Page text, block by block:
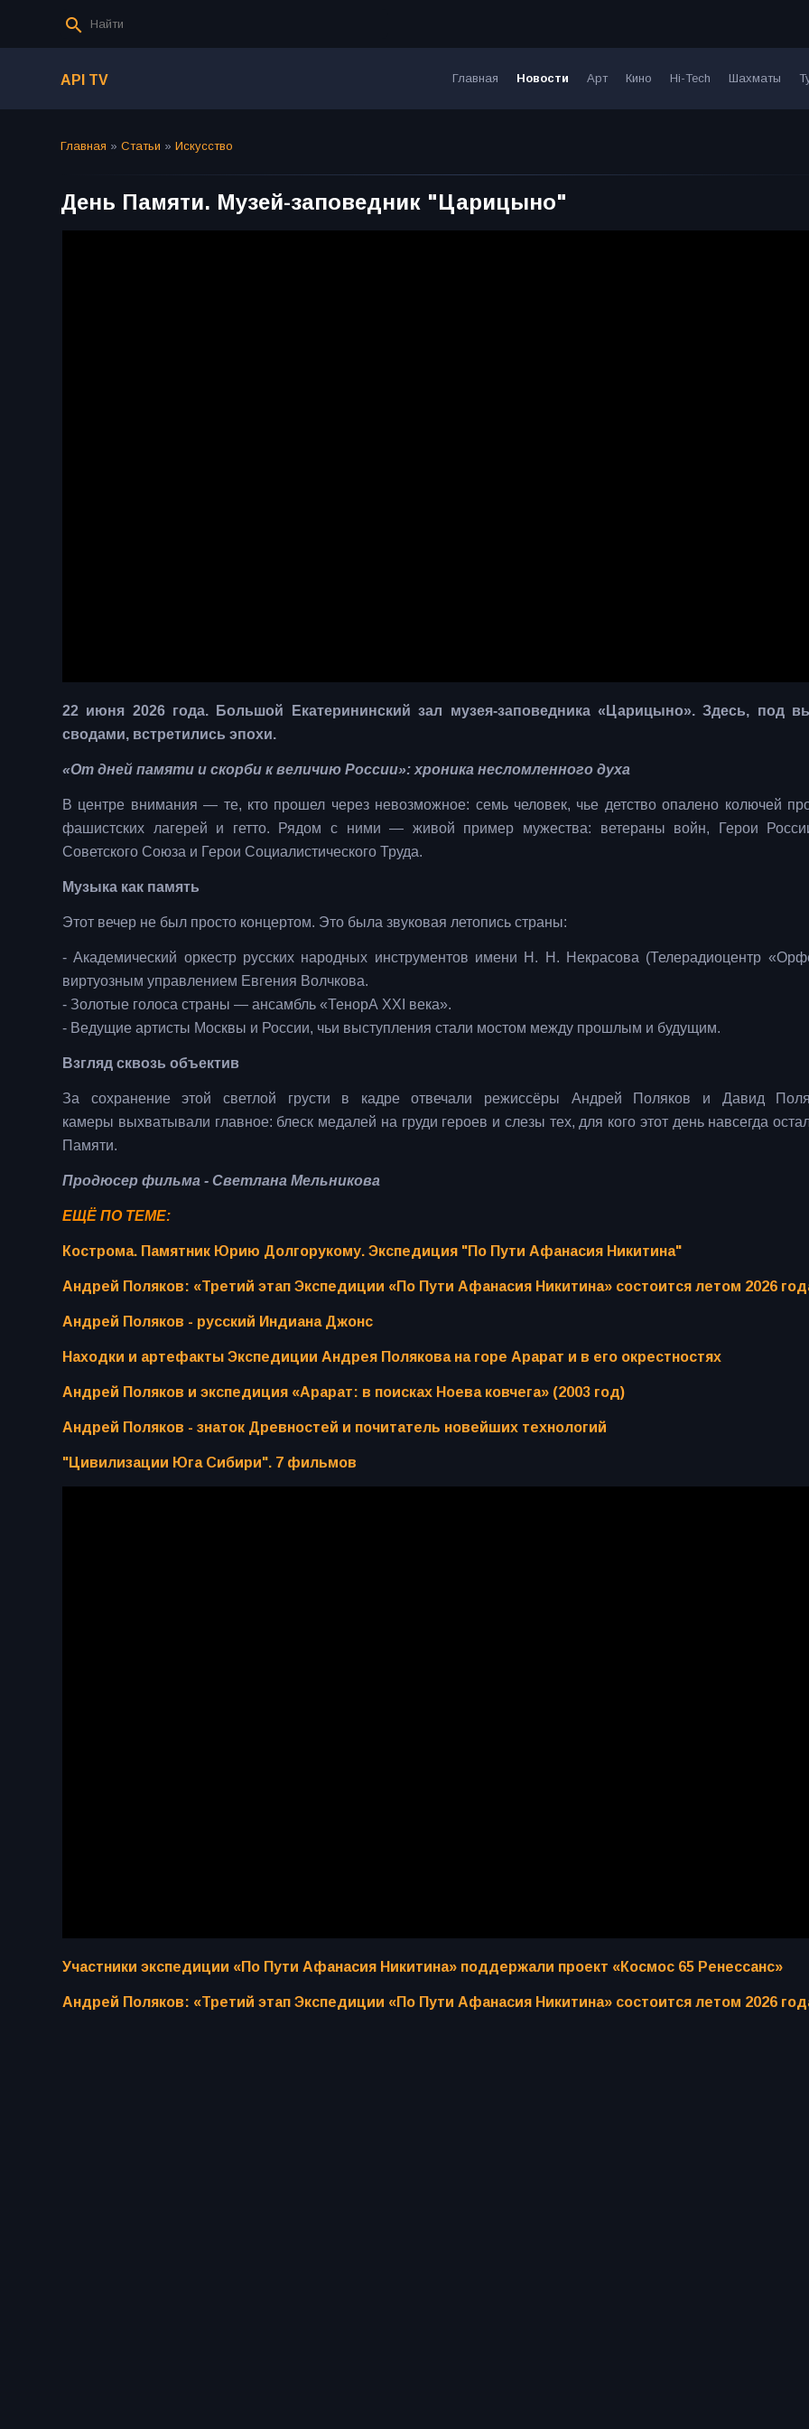
API TV Главная Новости Арт Кино Hi-Tech Шахматы
Главная » Статьи » Искусство
День Памяти. Музей-заповедник "Царицыно"
22 июня 2026 года. Большой Екатерининский зал музея-заповедника «Царицыно». Здесь, под
сводами, встретились эпохи.
«От дней памяти и скорби к величию России»: хроника несломленного духа
В центре внимания — те, кто прошел через невозможное: семь человек, чье детство опалено колючей
фашистских лагерей и гетто. Рядом с ними — живой пример мужества: ветераны войн, Герои
Советского Союза и Герои Социалистического Труда.
Музыка как память
Этот вечер не был просто концертом. Это была звуковая летопись страны:
- Академический оркестр русских народных инструментов имени Н. Н. Некрасова (Телерадиоцентр
виртуозным управлением Евгения Волчкова.
- Золотые голоса страны — ансамбль «ТенорА XXI века».
- Ведущие артисты Москвы и России, чьи выступления стали мостом между прошлым и будущим.
Взгляд сквозь объектив
За сохранение этой светлой грусти в кадре отвечали режиссёры Андрей Поляков и Давид
камеры выхватывали главное: блеск медалей на груди героев и слезы тех, для кого этот день навсегда
Памяти.
Продюсер фильма - Светлана Мельникова
ЕЩЁ ПО ТЕМЕ:
Кострома. Памятник Юрию Долгорукому. Экспедиция "По Пути Афанасия Никитина"
Андрей Поляков: «Третий этап Экспедиции «По Пути Афанасия Никитина» состоится летом 2026
Андрей Поляков - русский Индиана Джонс
Находки и артефакты Экспедиции Андрея Полякова на горе Арарат и в его окрестностях
Андрей Поляков и экспедиция «Арарат: в поисках Ноева ковчега» (2003 год)
Андрей Поляков - знаток Древностей и почитатель новейших технологий
"Цивилизации Юга Сибири". 7 фильмов
Участники экспедиции «По Пути Афанасия Никитина» поддержали проект «Космос 65 Ренессанс»
Андрей Поляков: «Третий этап Экспедиции «По Пути Афанасия Никитина» состоится летом 2026